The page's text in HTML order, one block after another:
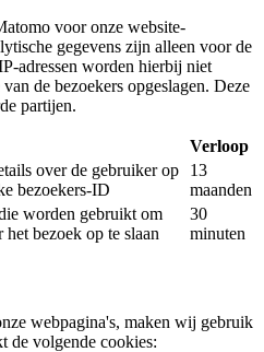
voor onze website-
gegevens zijn alleen voor de
adressen worden hierbij niet
de bezoekers opgeslagen. Deze
partijen.
Verloop
over de gebruiker op
bezoekers-ID
13
maanden
worden gebruikt om
bezoek op te slaan
30
minuten
webpagina's, maken wij gebruik
de volgende cookies: